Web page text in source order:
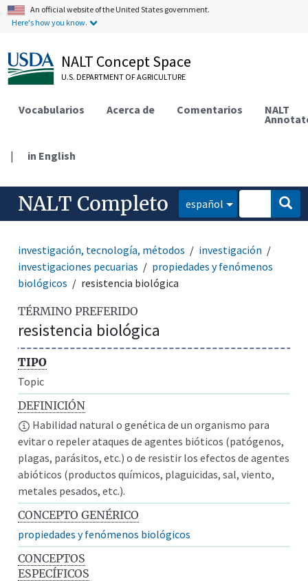
An official website of the United States government.
Here's how you know.
NALT Concept Space
U.S. DEPARTMENT OF AGRICULTURE
Vocabularios Acerca de Comentarios NALT
| in English
NALT Completo español
investigación, tecnología, métodos
investigación
investigaciones pecuarias
propiedades y fenómenos
biológicos
resistencia biológica
TÉRMINO PREFERIDO
resistencia biológica
TIPO
Topic
DEFINICIÓN
Habilidad natural o genética de un organismo para
evitar o repeler ataques de agentes bióticos (patógenos,
plagas, parásitos, etc.) o de resistir los efectos de agentes
abióticos (productos químicos, plaguicidas, sal, viento,
metales pesados, etc.).
CONCEPTO GENÉRICO
propiedades y fenómenos biológicos
CONCEPTOS
ESPECÍFICOS